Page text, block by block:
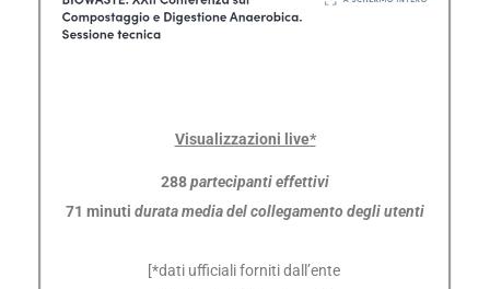
Visualizzazioni live*
288partecipanti effettivi
71 minuti durata media del collegamento degli utenti
[*dati ufficiali forniti dall’ente